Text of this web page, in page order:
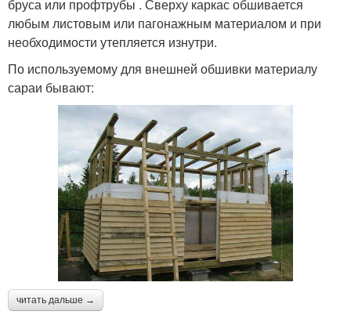
бруса или профтрубы . Сверху каркас обшивается
любым листовым или пагонажным материалом и при
необходимости утепляется изнутри.
По используемому для внешней обшивки материалу
сараи бывают:
читать дальше →